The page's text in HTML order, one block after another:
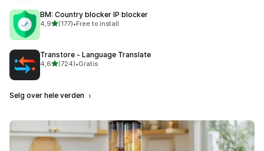
BM: Country blocker IP blocker
4,9av 5 stjerner
(177)
Totalt 177 omtaler
•Free to install
Transtore ‑ Language Translate
4,6av 5 stjerner
(724)
Totalt 724 omtaler
•Gratis
Selg over hele verden